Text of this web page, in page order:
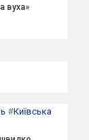
вуха»
#Київська